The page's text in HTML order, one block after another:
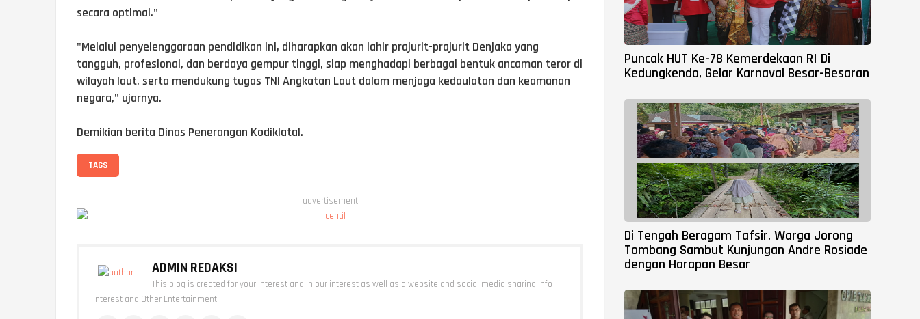
secara optimal."
"Melalui penyelenggaraan pendidikan ini, diharapkan akan lahir prajurit-prajurit Denjaka yang
tangguh, profesional, dan berdaya gempur tinggi, siap menghadapi berbagai bentuk ancaman teror di
wilayah laut, serta mendukung tugas TNI Angkatan Laut dalam menjaga kedaulatan dan keamanan
negara," ujarnya.
Demikian berita Dinas Penerangan Kodiklatal.
TAGS
advertisement
ADMIN REDAKSI
This blog is created for your interest and in our interest as well as a website and social media sharing info
Interest and Other Entertainment.
Puncak HUT Ke-78 Kemerdekaan RI Di
Kedungkendo, Gelar Karnaval Besar-Besaran
Di Tengah Beragam Tafsir, Warga Jorong
Tombang Sambut Kunjungan Andre Rosiade
dengan Harapan Besar